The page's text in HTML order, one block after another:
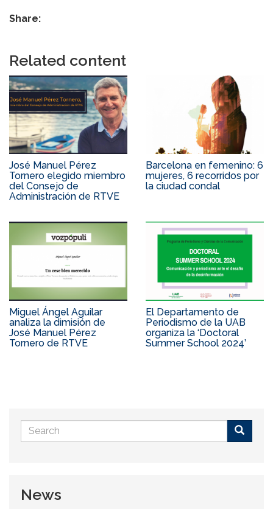
Share:
Related content
José Manuel Pérez
Tornero elegido miembro
del Consejo de
Administración de RTVE
Barcelona en femenino: 6
mujeres, 6 recorridos por
la ciudad condal
Miguel Ángel Aguilar
analiza la dimisión de
José Manuel Pérez
Tornero de RTVE
El Departamento de
Periodismo de la UAB
organiza la ‘Doctoral
Summer School 2024’
Search
form
News